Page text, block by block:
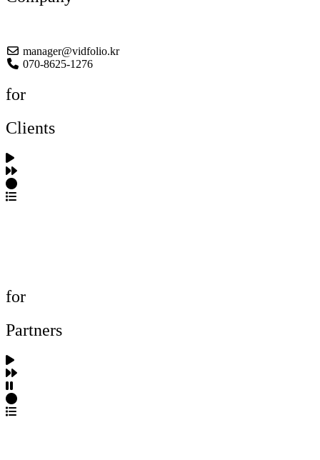
manager@vidfolio.kr
070-8625-1276
for
Clients
for
Partners